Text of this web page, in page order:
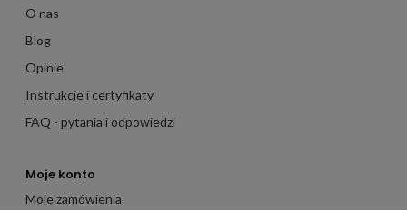
O nas
Blog
Opinie
Instrukcje i certyfikaty
FAQ - pytania i odpowiedzi
Moje konto
Moje zamówienia